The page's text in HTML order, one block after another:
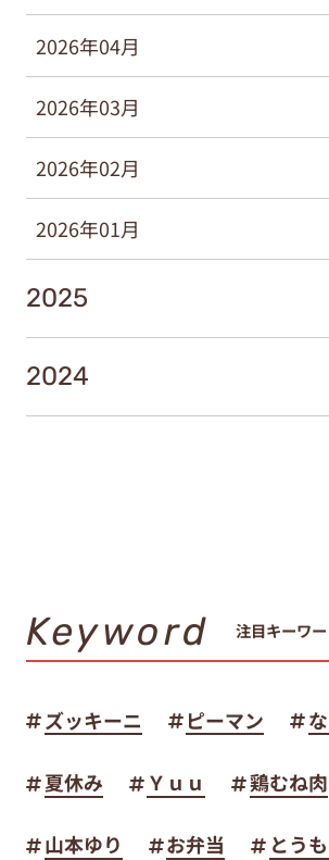
2026年04月
2026年03月
2026年02月
2026年01月
2025
2024
Keyword 注目キーワ
ズッキーニ ピーマン
夏休み Ｙｕｕ 鶏むね肉
山本ゆり お弁当 とう